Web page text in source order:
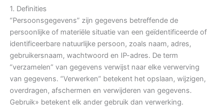
1. Definities
“Persoonsgegevens” zijn gegevens betreffende de
persoonlijke of materiële situatie van een geïdentificeerde of
identificeerbare natuurlijke persoon, zoals naam, adres,
gebruikersnaam, wachtwoord en IP-adres. De term
“verzamelen” van gegevens verwijst naar elke verwerving
van gegevens. “Verwerken” betekent het opslaan, wijzigen,
overdragen, afschermen en verwijderen van gegevens.
Gebruik» betekent elk ander gebruik dan verwerking.